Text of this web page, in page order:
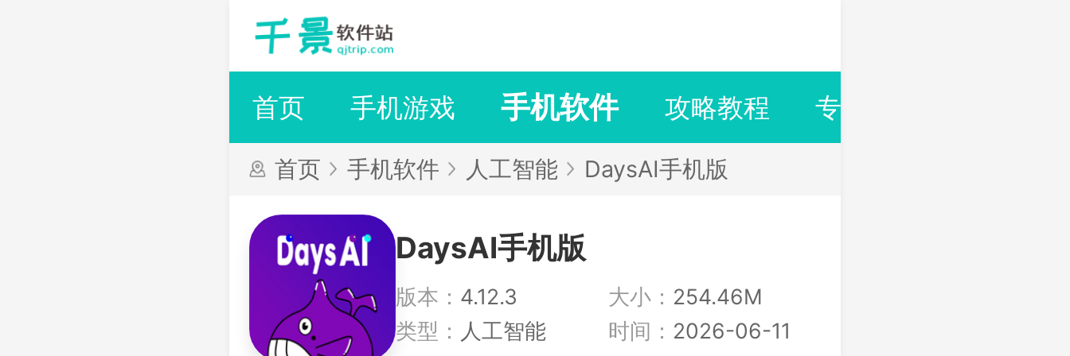
首页 手机游戏 手机软件 攻略教程 专题合集
首页 手机软件 人工智能 DaysAI手机版
DaysAI手机版
版本： 4.12.3 大小： 254.46M
类型： 人工智能 时间： 2026-06-11